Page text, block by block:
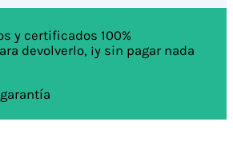
y certificados 100%
devolverlo, ¡y sin pagar nada